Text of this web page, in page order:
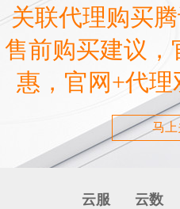
关联代理购买
售前购买建议，
惠，官网+代
马上
云服
云数